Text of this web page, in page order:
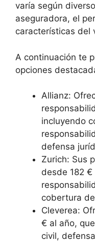
varía según
aseguradora, el
características del
A continuación te
opciones
Allianz:
incluyendo
defensa
Zurich: Sus
desde 182
cobertura
Cleverea:
€ al año,
civil,